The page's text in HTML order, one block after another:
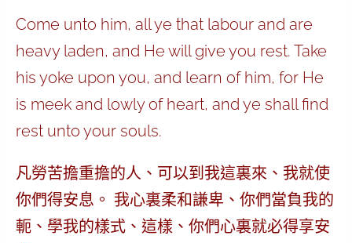
Come unto him, all ye that labour and are
heavy laden, and He will give you rest. Take
his yoke upon you, and learn of him, for He
is meek and lowly of heart, and ye shall find
rest unto your souls.
凡勞苦擔重擔的人、可以到我這裏來、我就使
你們得安息。 我心裏柔和謙卑、你們當負我的
軛、學我的樣式、這樣、你們心裏就必得享安